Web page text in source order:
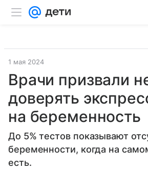
1 мая 2024
Врачи призвали
доверять
на беременность
До 5% тестов показывают
беременности, когда на
есть.